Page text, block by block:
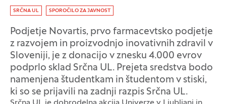
Oznaka:
SRČNA UL SPOROČILO ZA JAVNOST
Podjetje Novartis, prvo farmacevtsko podjetje
z razvojem in proizvodnjo inovativnih zdravil v
Sloveniji, je z donacijo v znesku 4.000 evrov
podprlo sklad Srčna UL. Prejeta sredstva bodo
namenjena študentkam in študentom v stiski,
ki so se prijavili na zadnji razpis Srčna UL.